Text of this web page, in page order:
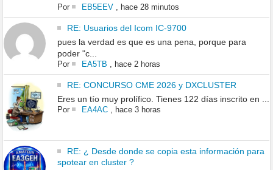
Por EB5EEV, hace 28 minutos
RE: Usuarios del Icom IC-9700
pues la verdad es que es una pena, porque para
poder "c...
Por EA5TB hace 2 horas
RE: CONCURSO CME 2026 y DXCLUSTER
Eres un tío muy prolífico. Tienes 122 días inscrito en ...
Por EA4AC, hace 3 horas
RE: ¿ Desde donde se copia esta información para
spotear en cluster ?